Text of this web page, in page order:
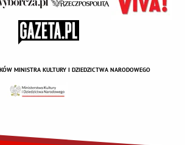
MINISTRA KULTURY I DZIEDZICTWA NARODOWEGO